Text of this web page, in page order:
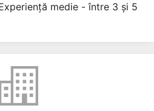
medie - între 3 și 5